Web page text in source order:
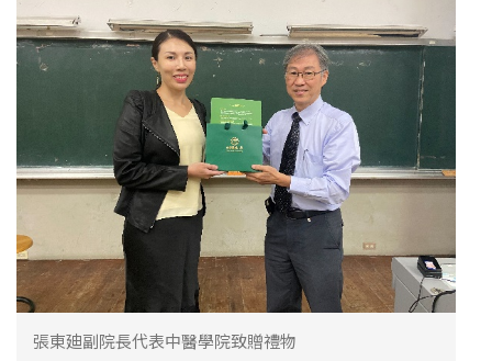
張東廸副院長代表中醫學院致贈禮物